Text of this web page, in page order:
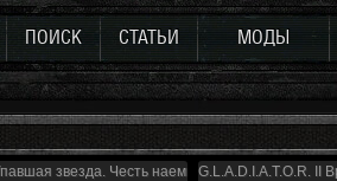
ПОИСК СТАТЬИ МОДЫ
звезда. Честь наемникаG.L.A.D.I.A.T.O.R. II